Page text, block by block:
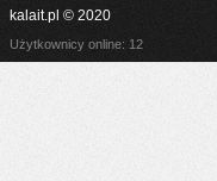
kalait.pl © 2020
Użytkownicy online: 12